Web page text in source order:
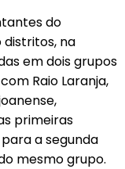
do
na
em dois grupos
Raio Laranja,
primeiras
a segunda
mesmo grupo.